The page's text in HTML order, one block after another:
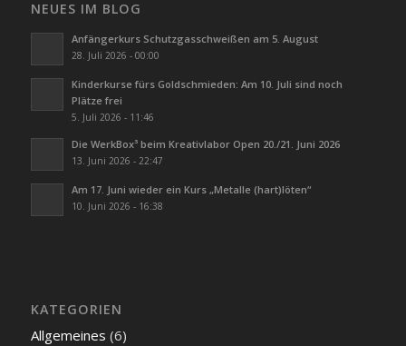
NEUES IM BLOG
Anfängerkurs Schutzgasschweißen am 5. August
28. Juli 2026 - 00:00
Kinderkurse fürs Goldschmieden: Am 10. Juli sind noch
Plätze frei
5. Juli 2026 - 11:46
Die WerkBox³ beim Kreativlabor Open 20./21. Juni 2026
13. Juni 2026 - 22:47
Am 17. Juni wieder ein Kurs „Metalle (hart)löten“
10. Juni 2026 - 16:38
KATEGORIEN
Allgemeines (6)